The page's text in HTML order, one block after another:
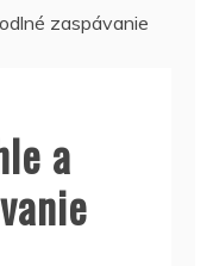
zaspávanie
a